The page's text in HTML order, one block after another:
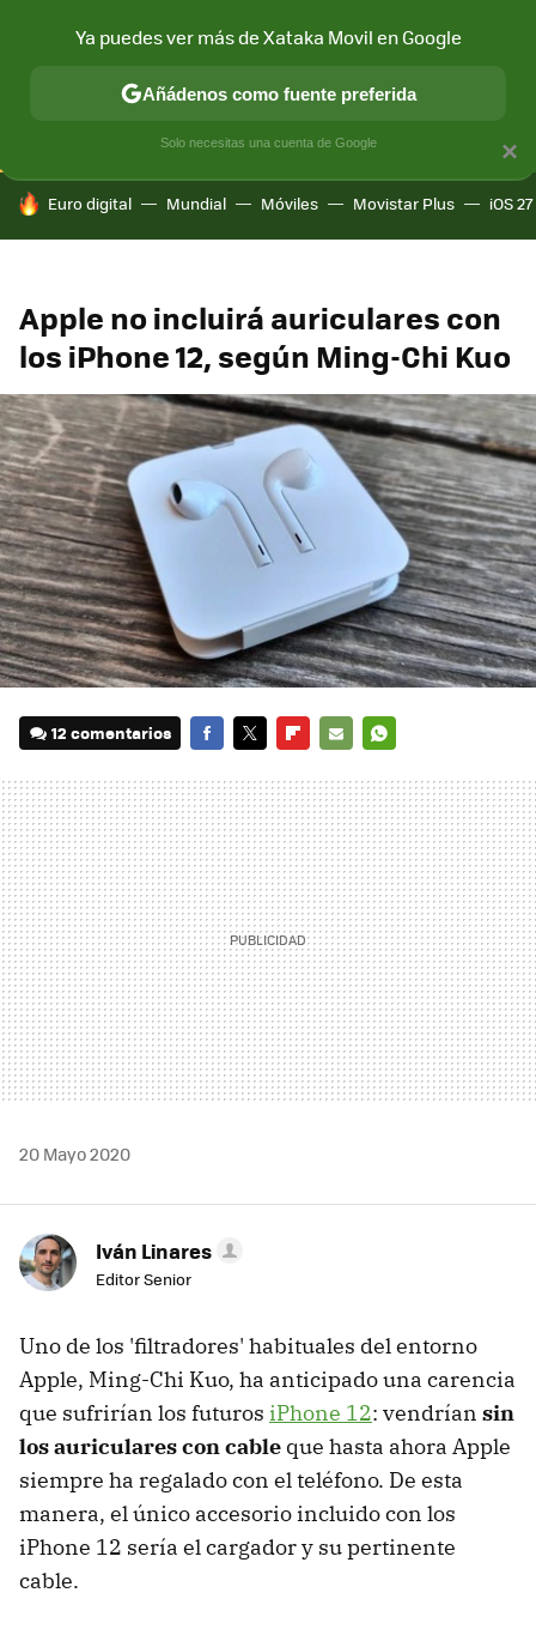
CONECTIVIDAD MÓVIL Y SOCIEDAD APLICACIONES
HOY SE HABLA DE
Euro digital Mundial Móviles Movistar Plus iOS 27
Apple no incluirá auriculares con
los iPhone 12, según Ming-Chi Kuo
12 comentarios
MAIL
20 Mayo 2020
Iván Linares
Editor Senior
Uno de los 'filtradores' habituales del entorno
Apple, Ming-Chi Kuo, ha anticipado una carencia
que sufrirían los futuros iPhone 12: vendrían sin
los auriculares con cable que hasta ahora Apple
siempre ha regalado con el teléfono. De esta
manera, el único accesorio incluido con los
iPhone 12 sería el cargador y su pertinente
cable.
×
Ya puedes ver más de Xataka Movil en Google
Añádenos como fuente preferida
Solo necesitas una cuenta de Google